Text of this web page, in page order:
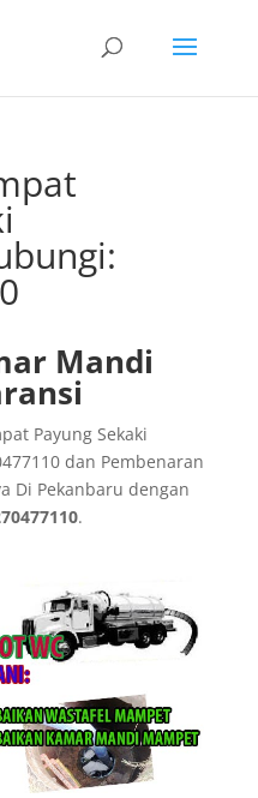
Mandi
Payung Sekaki
dan Pembenaran
Di Pekanbaru dengan
.